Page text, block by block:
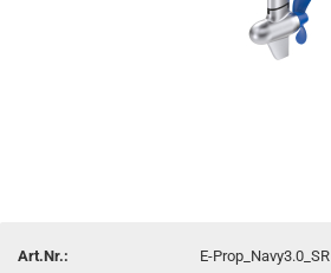
Art.Nr.:
E-Prop_Navy3.0_SR